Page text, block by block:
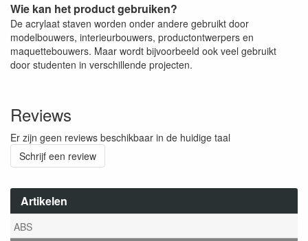
Artikelen
ABS
Wie kan het product gebruiken?
De acrylaat staven worden onder andere gebruikt door
modelbouwers, interieurbouwers, productontwerpers en
maquettebouwers. Maar wordt bijvoorbeeld ook veel gebruikt
door studenten in verschillende projecten.
Reviews
Er zijn geen reviews beschikbaar in de huidige taal
Schrijf een review